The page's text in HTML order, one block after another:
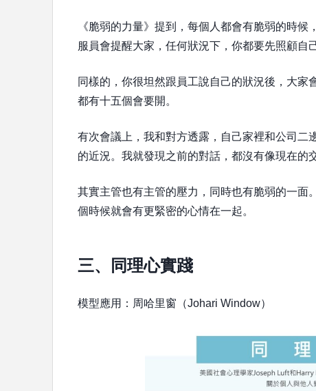
《脆弱的力量》提到，每個人都會有脆弱的時
服員會提醒大家，任何狀況下，你都要先照顧自
同樣的，你很坦然跟員工說自己的狀況後，大
都有十五個會要開。
有次會議上，我和對方透露，自己家裡和公司二
的近況。我就發現之前的對話，都沒有像現在的
其實主管也有主管的壓力，同時也有脆弱的一面
個時候就會有更緊密的心情在一起。
三、同理心實踐
模型應用：周哈里窗（Johari Window）